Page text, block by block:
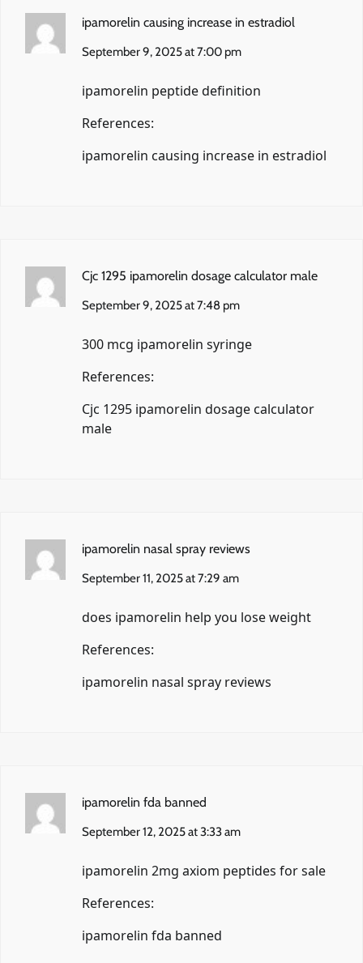
ipamorelin causing increase in estradiol
September 9, 2025 at 7:00 pm
ipamorelin peptide definition
References:
ipamorelin causing increase in estradiol
Cjc 1295 ipamorelin dosage calculator male
September 9, 2025 at 7:48 pm
300 mcg ipamorelin syringe
References:
Cjc 1295 ipamorelin dosage calculator
male
ipamorelin nasal spray reviews
September 11, 2025 at 7:29 am
does ipamorelin help you lose weight
References:
ipamorelin nasal spray reviews
ipamorelin fda banned
September 12, 2025 at 3:33 am
ipamorelin 2mg axiom peptides for sale
References:
ipamorelin fda banned